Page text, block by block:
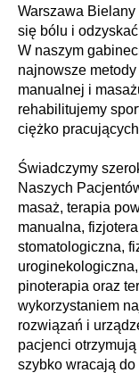
Warszawa
się bólu i
W naszym
najnowsze
manualnej i
rehabilitujemy
ciężko
Świadczymy
Naszych
masaż, terapia
manualna,
stomatologiczna,
pinoterapia oraz
wykorzystaniem
rozwiązań i
pacjenci
szybko wracają do